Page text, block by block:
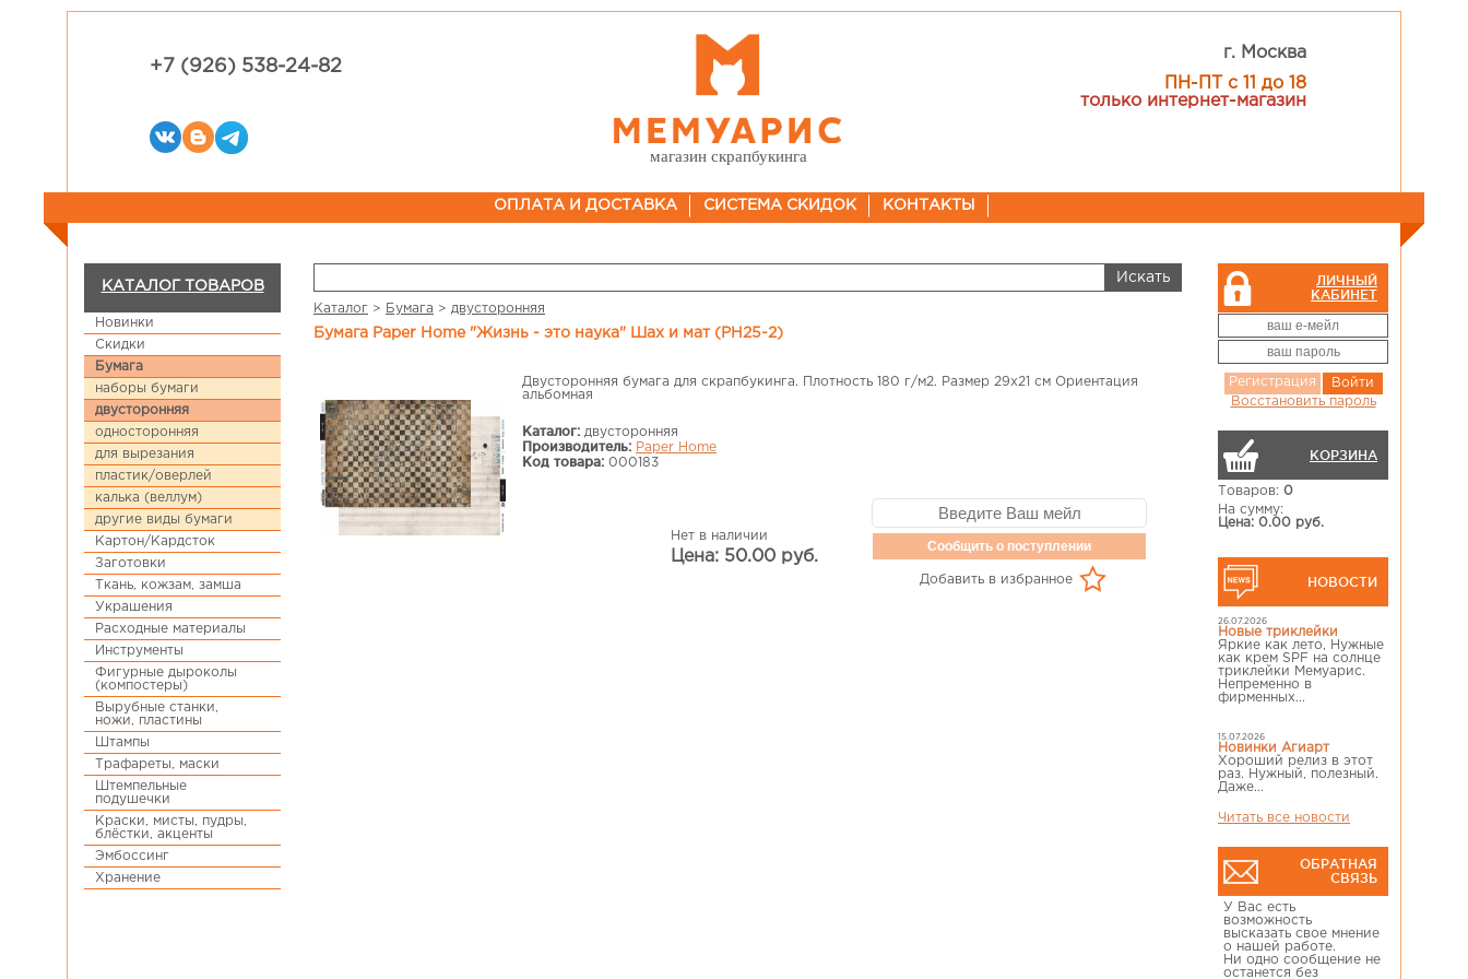
+7 (926) 538-24-82
магазин скрапбукинга
г. Москва
ПН-ПТ с 11 до 18
только интернет-магазин
ОПЛАТА И ДОСТАВКА СИСТЕМА СКИДОК КОНТАКТЫ
КАТАЛОГ ТОВАРОВ
Новинки
Скидки
Бумага
наборы бумаги
двусторонняя
односторонняя
для вырезания
пластик/оверлей
калька (веллум)
другие виды бумаги
Картон/Кардсток
Заготовки
Ткань, кожзам, замша
Украшения
Расходные материалы
Инструменты
Фигурные дыроколы
(компостеры)
Вырубные станки,
ножи, пластины
Штампы
Трафареты, маски
Штемпельные
подушечки
Краски, мисты, пудры,
блёстки, акценты
Эмбоссинг
Хранение
ЛИЧНЫЙ
КАБИНЕТ
Регистрация
Войти
Восстановить пароль
КОРЗИНА
Товаров: 0
На сумму:
Цена: 0.00 руб.
НОВОСТИ
26.07.2026
Новые триклейки
Яркие как лето, Нужные
как крем SPF на солнце
триклейки Мемуарис.
Непременно в
фирменных...
15.07.2026
Новинки Агиарт
Хороший релиз в этот
раз. Нужный, полезный.
Даже...
Читать все новости
ОБРАТНАЯ
СВЯЗЬ
У Вас есть
возможность
высказать свое мнение
о нашей работе.
Ни одно сообщение не
останется без
Каталог > Бумага > двусторонняя
Бумага Paper Home "Жизнь - это наука" Шах и мат (PH25-2)
Двусторонняя бумага для скрапбукинга. Плотность 180 г/м2. Размер 29x21 см Ориентация
альбомная
Каталог: двусторонняя
Производитель: Paper Home
Код товара: 000183
Нет в наличии
Цена: 50.00 руб.
Сообщить о поступлении
Добавить в избранное